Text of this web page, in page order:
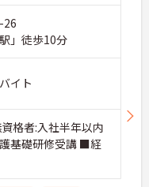
26
」徒歩10分
イト
格者:入社半年以内
基礎研修受講 ■経